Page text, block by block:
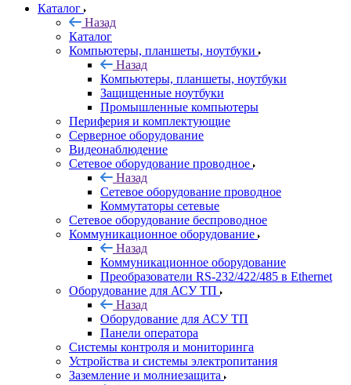
Каталог
Назад
Каталог
Компьютеры, планшеты, ноутбуки
Назад
Компьютеры, планшеты, ноутбуки
Защищенные ноутбуки
Промышленные компьютеры
Периферия и комплектующие
Серверное оборудование
Видеонаблюдение
Сетевое оборудование проводное
Назад
Сетевое оборудование проводное
Коммутаторы сетевые
Сетевое оборудование беспроводное
Коммуникационное оборудование
Назад
Коммуникационное оборудование
Преобразователи RS-232/422/485 в Ethernet
Оборудование для АСУ ТП
Назад
Оборудование для АСУ ТП
Панели оператора
Системы контроля и мониторинга
Устройства и системы электропитания
Заземление и молниезащита